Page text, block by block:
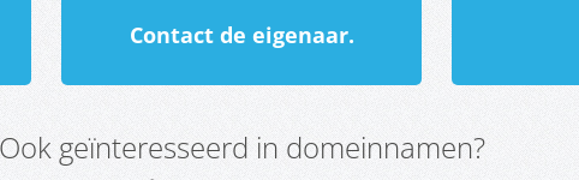
Contact de eigenaar.
Ook geïnteresseerd in domeinnamen?